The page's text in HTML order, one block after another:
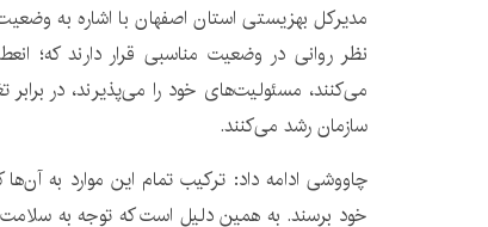
مدیرکل بهزیستی استان اصفهان با اشاره به
نظر روانی در وضعیت مناسبی قرار دارند که؛
می‌کنند، مسئولیت‌های خود را می‌پذیرند، در
سازمان رشد می‌کنند.
چاووشی ادامه داد: ترکیب تمام این موارد به
خود برسند. به همین دلیل است که توجه به